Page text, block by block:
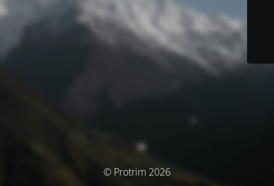
© Protrim 2026